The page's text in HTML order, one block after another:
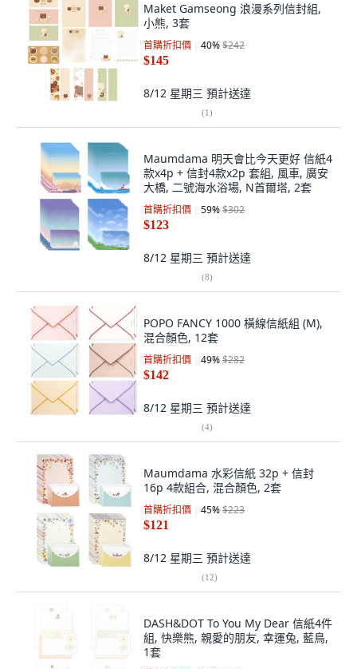
Maket Gamseong 浪漫系列信封組,
小熊, 3套
首購折扣價 40%$242
$145
8/12 星期三 預計送達
(1)
Maumdama 明天會比今天更好 信紙4
款x4p + 信封4款x2p 套組, 風車, 廣安
大橋, 二號海水浴場, N首爾塔, 2套
首購折扣價 59%$302
$123
8/12 星期三 預計送達
(8)
POPO FANCY 1000 橫線信紙組 (M),
混合顏色, 12套
首購折扣價 49%$282
$142
8/12 星期三 預計送達
(4)
Maumdama 水彩信紙 32p + 信封
16p 4款組合, 混合顏色, 2套
首購折扣價 45%$223
$121
8/12 星期三 預計送達
(12)
DASH&DOT To You My Dear 信紙4件
組, 快樂熊, 親愛的朋友, 幸運兔, 藍鳥,
1套